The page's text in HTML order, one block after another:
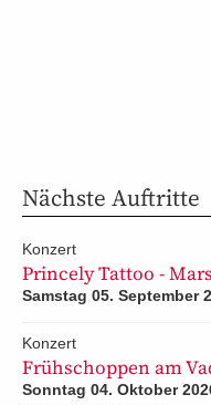
Nächste Auftritte
Konzert
Princely Tattoo -
Samstag 05. September
Konzert
Frühschoppen am
Sonntag 04. Oktober